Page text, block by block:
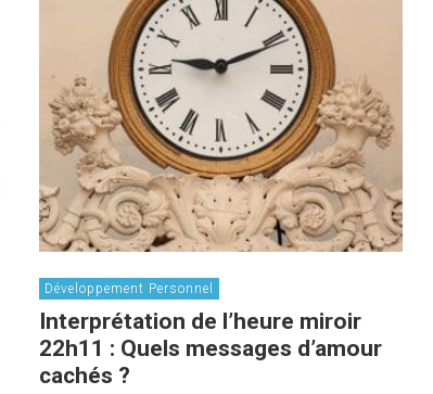
Développement Personnel
Interprétation de l’heure miroir
22h11 : Quels messages d’amour
cachés ?